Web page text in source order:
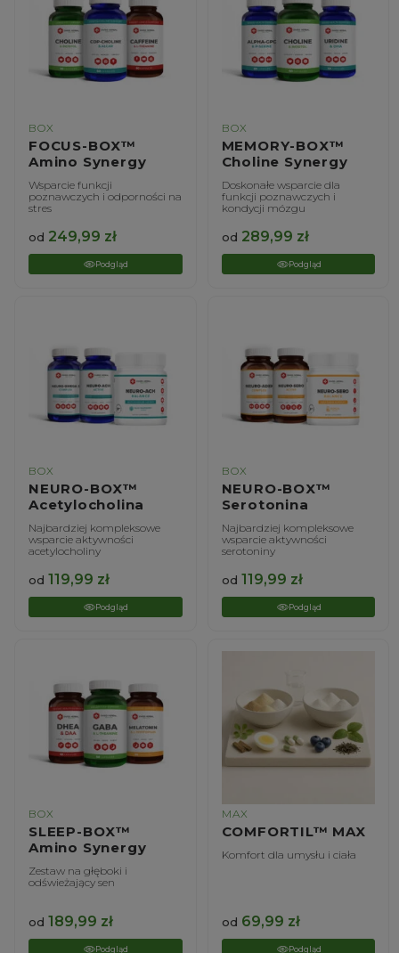
BOX
FOCUS-BOX™
Amino Synergy
Wsparcie funkcji
poznawczych i odporności na
stres
od 249,99 zł
Podgląd
BOX
MEMORY-BOX™
Choline Synergy
Doskonałe wsparcie dla
funkcji poznawczych i
kondycji mózgu
od 289,99 zł
Podgląd
BOX
NEURO-BOX™
Acetylocholina
Najbardziej kompleksowe
wsparcie aktywności
acetylocholiny
od 119,99 zł
Podgląd
BOX
NEURO-BOX™
Serotonina
Najbardziej kompleksowe
wsparcie aktywności
serotoniny
od 119,99 zł
Podgląd
BOX
SLEEP-BOX™
Amino Synergy
Zestaw na głęboki i
odświeżający sen
od 189,99 zł
Podgląd
MAX
COMFORTIL™ MAX
Komfort dla umysłu i ciała
od 69,99 zł
Podgląd